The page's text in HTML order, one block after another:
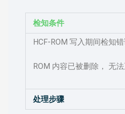
检知条件
HCF-ROM 写入期间检知
ROM 内容已被删除， 无法
处理步骤